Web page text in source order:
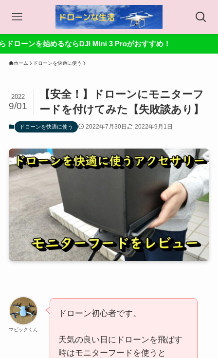
ならDJI Mini 3 Proがおすすめ！
ホーム ドローンを快適に使う
【安全！】ドローンにモニターフ
ードを付けてみた【失敗談あり】
2022
9/01
ドローンを快適に使う 2022年7月30日 2022年9月1日
マビックくん
ドローン初心者です。
天気の良い日にドローンを飛ばす
時はモニターフードを使うと